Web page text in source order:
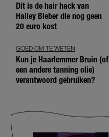
Dít is de hair hack van
Hailey Bieber die nog geen
20 euro kost
GOED OM TE WETEN
Kun je Haarlemmer Bruin (of
een andere tanning olie)
verantwoord gebruiken?